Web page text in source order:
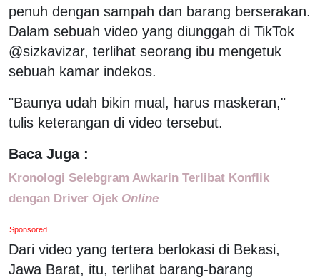
penuh dengan sampah dan barang berserakan.
Dalam sebuah video yang diunggah di TikTok
@sizkavizar, terlihat seorang ibu mengetuk
sebuah kamar indekos.
"Baunya udah bikin mual, harus maskeran,"
tulis keterangan di video tersebut.
Baca Juga :
Kronologi Selebgram Awkarin Terlibat Konflik
dengan Driver Ojek Online
Sponsored
Dari video yang tertera berlokasi di Bekasi,
Jawa Barat, itu, terlihat barang-barang